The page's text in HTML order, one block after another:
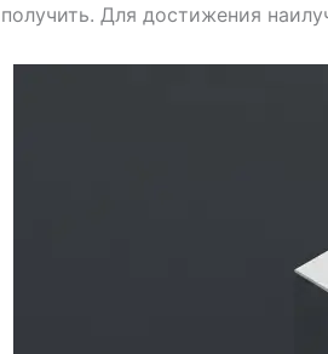
получить. Для достижения